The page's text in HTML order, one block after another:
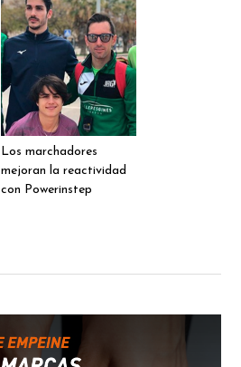
Los marchadores
mejoran la reactividad
con Powerinstep